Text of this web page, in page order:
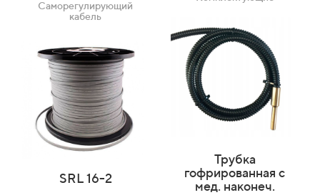
Саморегулирующий
кабель
SRL 16-2
Трубка
гофрированная с
мед. наконеч.